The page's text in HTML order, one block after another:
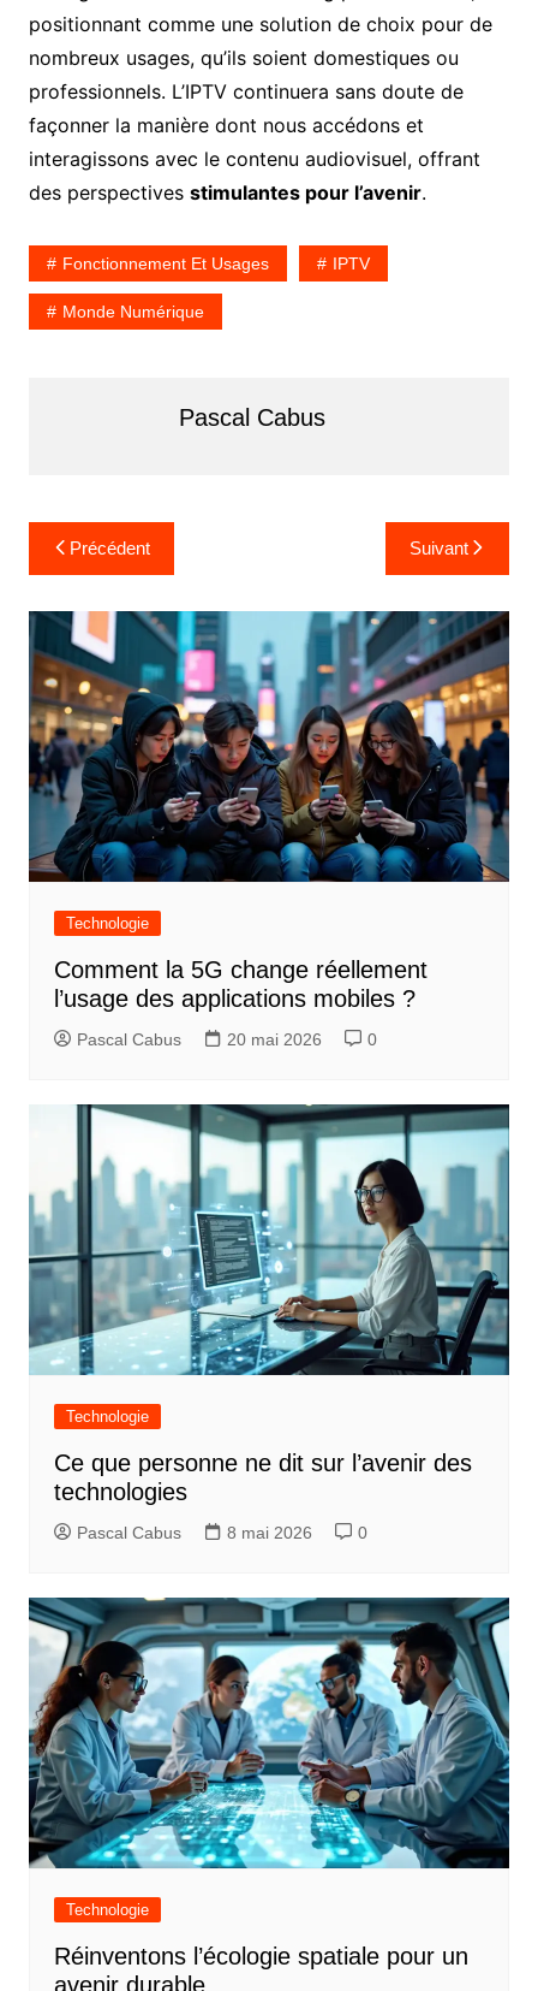
positionnant comme une solution de choix pour de
nombreux usages, qu’ils soient domestiques ou
professionnels. L’IPTV continuera sans doute de
façonner la manière dont nous accédons et
interagissons avec le contenu audiovisuel, offrant
des perspectives stimulantes pour l’avenir.
Fonctionnement Et Usages IPTV
Monde Numérique
Pascal Cabus
a
v
i
g
a
t
i
n
c
l
e
Précédent Suivant
Technologie
Comment la 5G change réellement
l’usage des applications mobiles ?
Pascal Cabus 20 mai 2026 0
Technologie
Ce que personne ne dit sur l’avenir des
technologies
Pascal Cabus 8 mai 2026 0
Technologie
Réinventons l’écologie spatiale pour un
avenir durable